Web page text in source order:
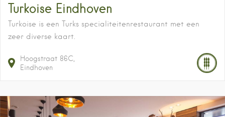
Turkoise Eindhoven
Turkoise is een Turks specialiteitenrestaurant met een
zeer diverse kaart.
Hoogstraat 86C
Eindhoven